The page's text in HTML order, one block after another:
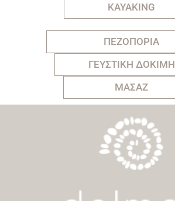
KAYAKING
ΠΕΖΟΠΟΡΙΑ
ΓΕΥΣΤΙΚΗ ΔΟΚΙΜΗ
ΜΑΣΑΖ